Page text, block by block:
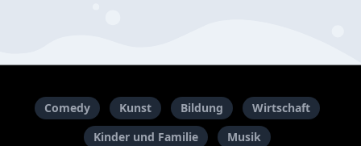
Comedy Kunst Bildung
Wirtschaft
Kinder und Familie
Musik